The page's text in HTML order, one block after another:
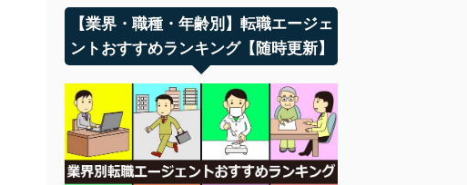
【業界・職種・年齢別】転職エージェ
ントおすすめランキング【随時更新】